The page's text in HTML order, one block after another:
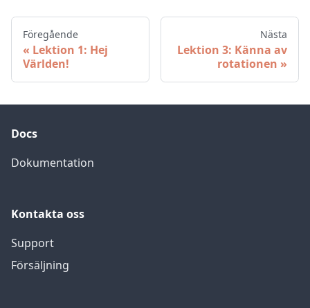
Föregående
Lektion 1: Hej
Världen!
Nästa
Lektion 3: Känna av
rotationen
Docs
Dokumentation
Kontakta oss
Support
Försäljning